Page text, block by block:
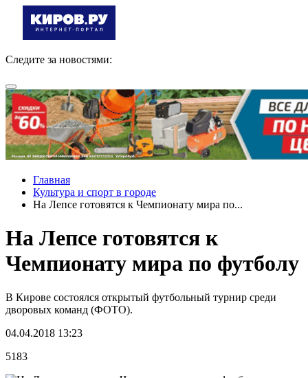
Следите за новостями:
Главная
Культура и спорт в городе
На Лепсе готовятся к Чемпионату мира по...
На Лепсе готовятся к
Чемпионату мира по футболу
В Кирове состоялся открытый футбольный турнир среди
дворовых команд (ФОТО).
04.04.2018 13:23
5183